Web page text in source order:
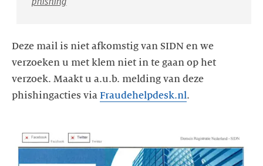
Deze mail is niet afkomstig van SIDN en we
verzoeken u met klem niet in te gaan op het
verzoek. Maakt u a.u.b. melding van deze
phishingacties via Fraudehelpdesk.nl.